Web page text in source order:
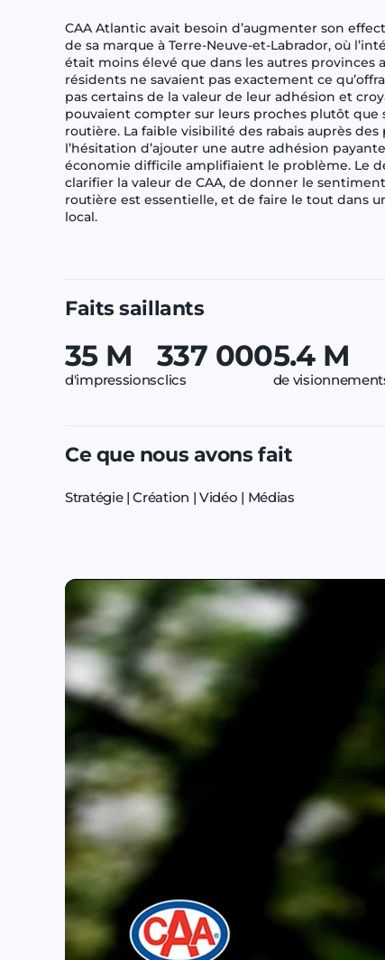
CAA Atlantic avait besoin d’augmenter son
de sa marque à Terre-Neuve-et-Labrador, où
était moins élevé que dans les autres provinces
résidents ne savaient pas exactement ce
pas certains de la valeur de leur adhésion et
pouvaient compter sur leurs proches plutôt que
routière. La faible visibilité des rabais auprès
l’hésitation d’ajouter une autre adhésion
économie difficile amplifiaient le problème. Le
clarifier la valeur de CAA, de donner le sentiment
routière est essentielle, et de faire le tout dans
local.
Faits saillants
35 M
d'impressions
337 000
clics
5.4 M
de
Ce que nous avons fait
Stratégie | Création | Vidéo | Médias
Play video